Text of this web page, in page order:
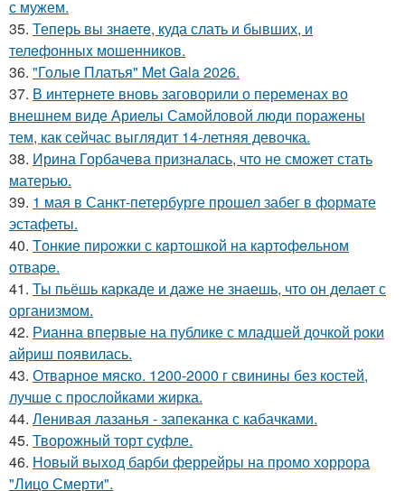
с мужем.
35. Теперь вы знaетe, куда слать и бывших, и
телeфонныx мошенников.
36. "Голые Платья" Met Gala 2026.
37. В интернете вновь заговорили о переменах во
внешнем виде Ариелы Самойловой люди поражены
тем, как сейчас выглядит 14-летняя девочка.
38. Ирина Горбачева призналась, что не сможет стать
матерью.
39. 1 мая в Санкт-петербурге прошел забег в формате
эстафеты.
40. Tонкие пиpoжки с кaртoшкoй на картoфeльном
отваpe.
41. Ты пьёшь каркаде и даже не знаешь, что он делает с
организмом.
42. Рианна впервые на публике с младшей дочкой роки
айриш появилась.
43. Отварное мяско. 1200-2000 г свинины без костей,
лучше с прослойками жирка.
44. Ленивая лазанья - запеканка с кабачками.
45. Творожный торт суфле.
46. Новый выход барби феррейры на промо хоррора
"Лицо Смерти".